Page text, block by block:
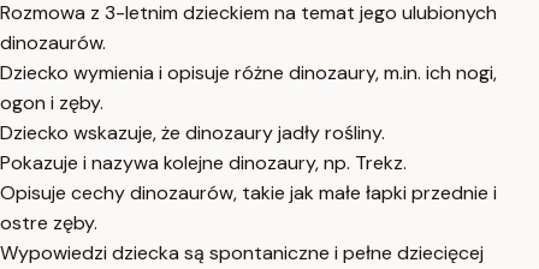
Rozmowa z 3-letnim dzieckiem na temat jego ulubionych
dinozaurów.
Dziecko wymienia i opisuje różne dinozaury, m.in. ich nogi,
ogon i zęby.
Dziecko wskazuje, że dinozaury jadły rośliny.
Pokazuje i nazywa kolejne dinozaury, np. Trekz.
Opisuje cechy dinozaurów, takie jak małe łapki przednie i
ostre zęby.
Wypowiedzi dziecka są spontaniczne i pełne dziecięcej